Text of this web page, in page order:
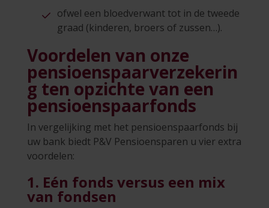
ofwel een bloedverwant tot in de tweede
graad (kinderen, broers of zussen…).
Voordelen van onze
pensioenspaarverzekerin
g ten opzichte van een
pensioenspaarfonds
In vergelijking met het pensioenspaarfonds bij
uw bank biedt P&V Pensioensparen u vier extra
voordelen:
1. Eén fonds versus een mix
van fondsen